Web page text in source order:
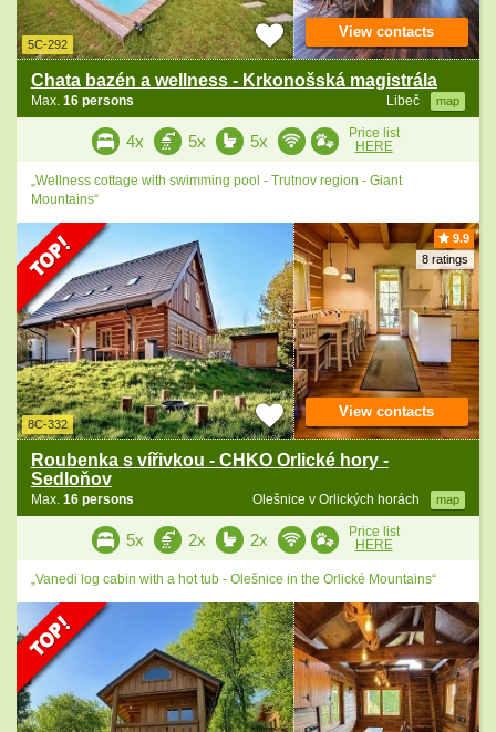
5C-292
Chata bazén a wellness - Krkonošská magistrála
Libeč map
Max. 16 persons
View contacts
4x 5x 5x
Price list
HERE
„Wellness cottage with swimming pool - Trutnov region - Giant
Mountains“
9.9
8 ratings
8C-332
Roubenka s vířivkou - CHKO Orlické hory -
Sedloňov
Olešnice v Orlických horách map
Max. 16 persons
View contacts
5x 2x 2x
Price list
HERE
„Vanedi log cabin with a hot tub - Olešnice in the Orlické Mountains“